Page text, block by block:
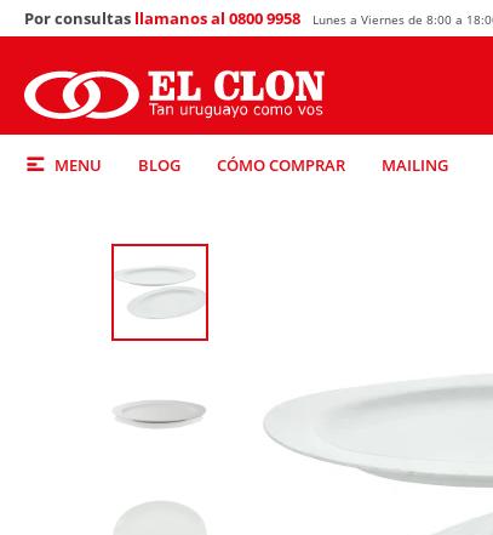
MENU BLOG CÓMO COMPRAR MAILING
Por consultas llamanos al 0800 9958 Lunes a Viernes de 8:00 a